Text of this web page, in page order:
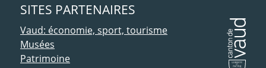
SITES PARTENAIRES
Vaud: économie, sport, tourisme
Musées
Patrimoine